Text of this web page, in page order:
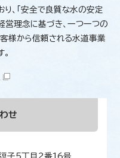
、「安全で良質な水の安定
営理念に基づき、一つ一つの
様から信頼される水道事業
せ
子5丁目2番16号